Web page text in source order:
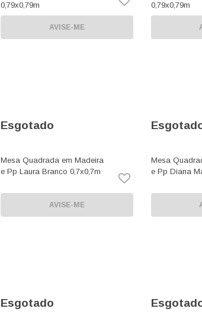
0,79x0,79m
AVISE-ME
0,79x0,79m
Esgotado
Mesa Quadrada em Madeira
e Pp Laura Branco 0,7x0,7m
AVISE-ME
Mesa
e Pp Diana
Esgotado